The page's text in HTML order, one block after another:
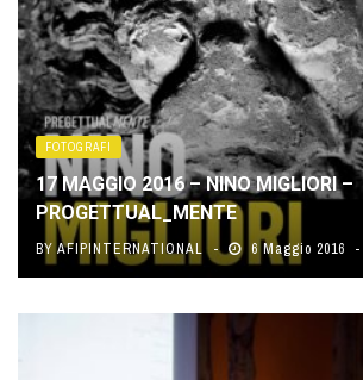
FOTOGRAFI
17 MAGGIO 2016 – NINO MIGLIORI –
PROGETTUAL_MENTE
BY AFIPINTERNATIONAL 6 Maggio 2016